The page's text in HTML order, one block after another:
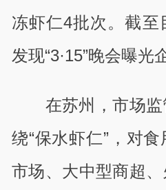
冻虾仁4批次。截至
发现“3·15”晚会曝光
在苏州，市场
绕“保水虾仁”，对
市场、大中型商超